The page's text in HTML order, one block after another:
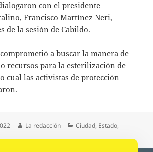
con el presidente
Francisco Martínez Neri,
de la sesión de Cabildo.
a buscar la manera de
recursos para la esterilización de
cual las activistas de protección
Autor
La redacción Categorías
Ciudad, Estado,